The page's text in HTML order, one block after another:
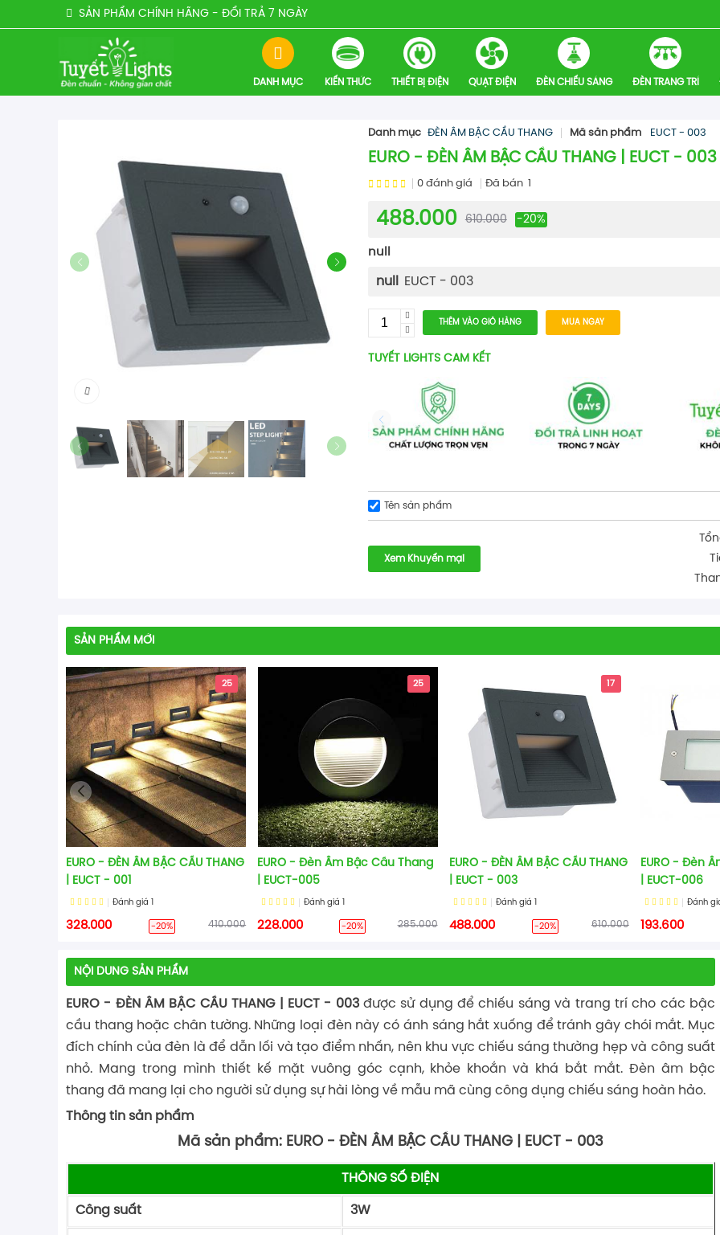
SẢN PHẨM CHÍNH HÃNG - ĐỔI TRẢ 7 NGÀY
DANH MỤC KIẾN THỨC THIẾT BỊ ĐIỆN QUẠT ĐIỆN ĐÈN CHIẾU SÁNG ĐÈN TRANG TRÍ
Danh mục ĐÈN ÂM BẬC CẦU THANG Mã sản phẩm EUCT - 003
EURO - ĐÈN ÂM BẬC CẦU THANG | EUCT - 003
0 đánh giá Đã bán 1
488.000 610.000 -20%
null
null EUCT - 003
THÊM VÀO GIỎ HÀNG MUA NGAY
TUYẾT LIGHTS CAM KẾT
Tên sản phẩm
Xem Khuyến mại
SẢN PHẨM MỚI
25
EURO - ĐÈN ÂM BẬC CẦU THANG
| EUCT - 001
Đánh giá
328.000 -20% 410.000
25
EURO - Đèn Âm Bậc Cầu Thang
| EUCT-005
Đánh giá
228.000 -20% 285.000
17
EURO - ĐÈN ÂM BẬC CẦU THANG
| EUCT - 003
Đánh giá
488.000 -20% 610.000
EURO - Đèn
| EUCT-006
Đánh
193.600
NỘI DUNG SẢN PHẨM
EURO - ĐÈN ÂM BẬC CẦU THANG | EUCT - 003được sử dụng để chiếu sáng và trang trí cho các bậc
cầu thang hoặc chân tường. Những loại đèn này có ánh sáng hắt xuống để tránh gây chói mắt. Mục
đích chính của đèn là để dẫn lối và tạo điểm nhấn, nên khu vực chiếu sáng thường hẹp và công suất
nhỏ. Mang trong mình thiết kế mặt vuông góc cạnh, khỏe khoắn và khá bắt mắt. Đèn âm bậc
thang đã mang lại cho người sử dụng sự hài lòng về mẫu mã cùng công dụng chiếu sáng hoàn hảo.
Thông tin sản phẩm
Mã sản phẩm: EURO - ĐÈN ÂM BẬC CẦU THANG | EUCT - 003
THÔNG SỐ ĐIỆN
Công suất 3W